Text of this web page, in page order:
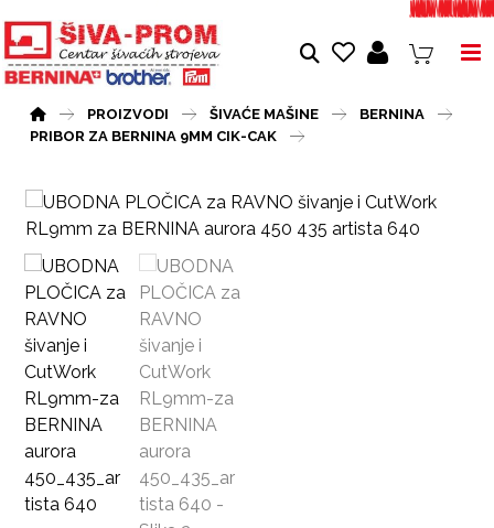
PROIZVODI ŠIVAĆE MAŠINE
BERNINA
PRIBOR ZA BERNINA 9MM CIK-CAK